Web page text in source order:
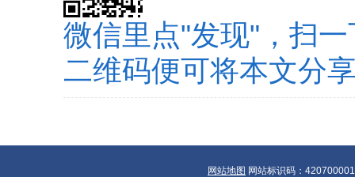
微信里点"发现"，扫一
二维码便可将本文分
网站地图 网站标识码：